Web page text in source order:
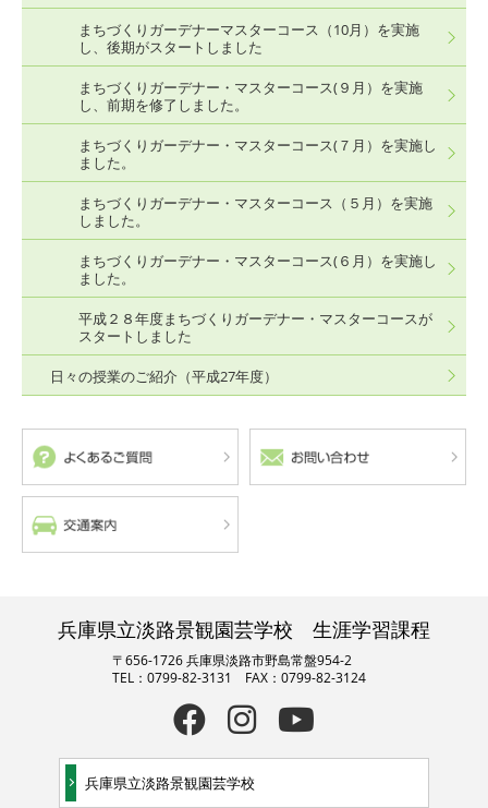
まちづくりガーデナーマスターコース（10月）を実施
し、後期がスタートしました
まちづくりガーデナー・マスターコース(９月）を実施
し、前期を修了しました。
まちづくりガーデナー・マスターコース(７月）を実施し
ました。
まちづくりガーデナー・マスターコース（５月）を実施
しました。
まちづくりガーデナー・マスターコース(６月）を実施し
ました。
平成２８年度まちづくりガーデナー・マスターコースが
スタートしました
日々の授業のご紹介（平成27年度）
兵庫県立淡路景観園芸学校 生涯学習課程
〒656-1726 兵庫県淡路市野島常盤954-2
TEL：0799-82-3131 FAX：0799-82-3124
兵庫県立淡路景観園芸学校